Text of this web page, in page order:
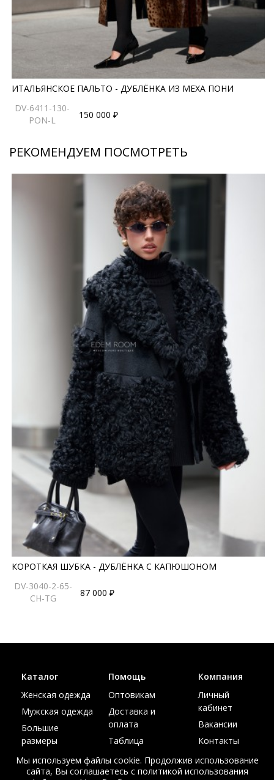
принт, в свою очередь, всегда остается в тренде,
подчеркивая смелость и уверенность своей
обладательницы.
*описание несет информационный характер, состав и
правила ухода могут быть изменены производителем
ИТАЛЬЯНСКОЕ ПАЛЬТО - ДУБЛЁНКА ИЗ МЕХА ПОНИ
DV-6411-130-
PON-L
150 000 ₽
РЕКОМЕНДУЕМ ПОСМОТРЕТЬ
КОРОТКАЯ ШУБКА - ДУБЛЁНКА С КАПЮШОНОМ
DV-3040-2-65-
CH-TG
87 000 ₽
Каталог
Женская одежда
Мужская одежда
Большие
размеры
Акции
Помощь
Оптовикам
Доставка и
оплата
Таблица
Компания
Личный
кабинет
Вакансии
Контакты
Мы используем файлы cookie. Продолжив использование
сайта, Вы соглашаетесь с политикой использования